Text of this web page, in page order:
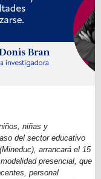
niñas y
del sector educativo
arrancará el 15
presencial, que
personal